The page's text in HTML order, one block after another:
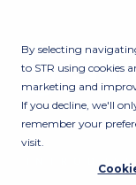
By selecting
to STR using cookies
marketing and
If you decline, we'll
remember your
visit.